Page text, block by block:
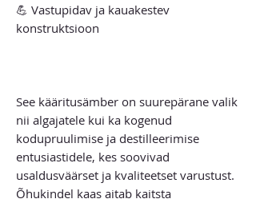
💪 Vastupidav ja kauakestev
konstruktsioon
See kääritusämber on suurepärane valik
nii algajatele kui ka kogenud
kodupruulimise ja destilleerimise
entusiastidele, kes soovivad
usaldusväärset ja kvaliteetset varustust.
Õhukindel kaas aitab kaitsta